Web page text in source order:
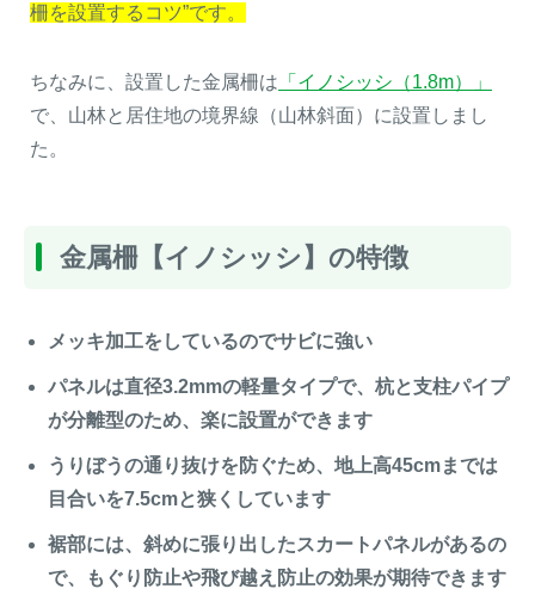
柵を設置するコツ”です。
ちなみに、設置した金属柵は 「イノシッシ（1.8m）」
で、山林と居住地の境界線（山林斜面）に設置しまし
た。
金属柵【イノシッシ】の特徴
メッキ加工をしているのでサビに強い
パネルは直径3.2mmの軽量タイプで、杭と支柱パイプ
が分離型のため、楽に設置ができます
うりぼうの通り抜けを防ぐため、地上高45cmまでは
目合いを7.5cmと狭くしています
裾部には、斜めに張り出したスカートパネルがあるの
で、もぐり防止や飛び越え防止の効果が期待できます